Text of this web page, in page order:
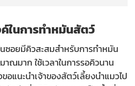
ารถติดต่อได้ที่:
681-029
ม่มีการดำเนินการด้านศูนย์พักพิง
ร และเป็นเพียงคลินิกเล็กๆ เพื่อ
ในการทำหมันสัตว์
ซอยมีคิวสะสมสำหรับการทำหมัน
าณมาก ใช้เวลาในการรอคิวนาน
อแนะนำเจ้าของสัตว์เลี้ยงนำแมวไป